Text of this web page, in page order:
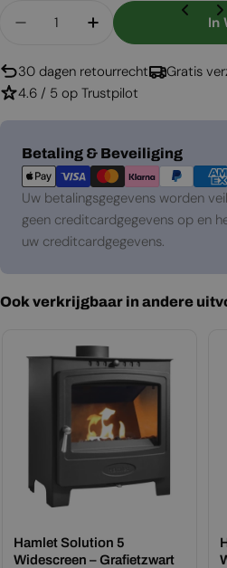
Aantal Verlagen Voor
Aantal
In
30 dagen retourrecht
Gratis
4.6 / 5 op Trustpilot
Betaling & Beveiliging
Betaalmethoden
Uw betalingsgegevens worden
geen creditcardgegevens op en
uw creditcardgegevens.
Ook verkrijgbaar in andere
Hamlet Solution 5
Widescreen – Grafietzwart